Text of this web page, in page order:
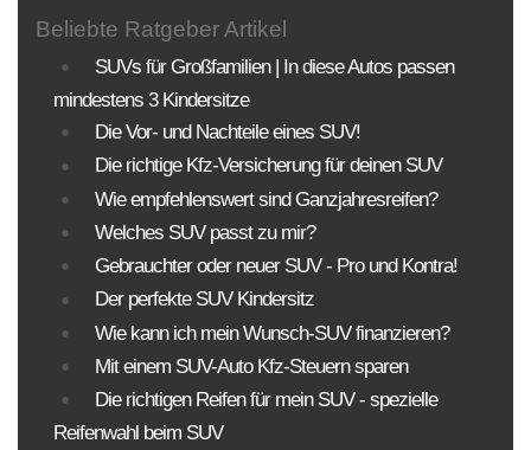
Beliebte Ratgeber Artikel
SUVs für Großfamilien | In diese Autos passen
mindestens 3 Kindersitze
Die Vor- und Nachteile eines SUV!
Die richtige Kfz-Versicherung für deinen SUV
Wie empfehlenswert sind Ganzjahresreifen?
Welches SUV passt zu mir?
Gebrauchter oder neuer SUV - Pro und Kontra!
Der perfekte SUV Kindersitz
Wie kann ich mein Wunsch-SUV finanzieren?
Mit einem SUV-Auto Kfz-Steuern sparen
Die richtigen Reifen für mein SUV - spezielle
Reifenwahl beim SUV